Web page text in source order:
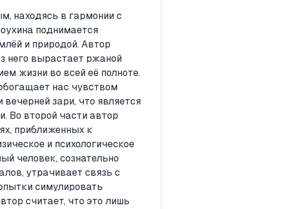
находясь в гармонии с
поднимается
и природой. Автор
него вырастает ржаной
жизни во всей её полноте.
нас чувством
зари, что является
Во второй части автор
приближенных к
и психологическое
человек, сознательно
утрачивает связь с
симулировать
считает, что это лишь